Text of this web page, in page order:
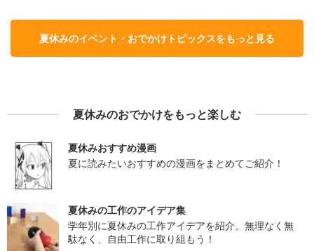
夏休みのイベント・おでかけトピックスをもっと見る
夏休みのおでかけをもっと楽しむ
夏休みおすすめ漫画
夏に読みたいおすすめの漫画をまとめてご紹介！
夏休みの工作のアイデア集
学年別に夏休みの工作アイデアを紹介。無理なく無
駄なく、自由工作に取り組もう！